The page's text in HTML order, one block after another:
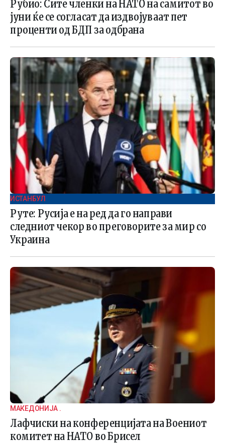
Рубио: Сите членки на НАТО на самитот во
јуни ќе се согласат да издвојуваат пет
проценти од БДП за одбрана
ИСТАНБУЛ
Руте: Русија е на ред да го направи
следниот чекор во преговорите за мир со
Украина
МАКЕДОНИЈА .
Лафчиски на конференцијата на Воениот
комитет на НАТО во Брисел